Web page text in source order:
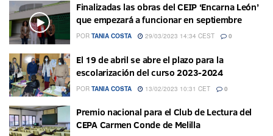
Finalizadas las obras del CEIP ‘Encarna León’
que empezará a funcionar en septiembre
POR TANIA COSTA 29/03/2023 14:34 CEST 0
El 19 de abril se abre el plazo para la
escolarización del curso 2023-2024
POR TANIA COSTA 13/02/2023 10:31 CET 0
Premio nacional para el Club de Lectura del
CEPA Carmen Conde de Melilla